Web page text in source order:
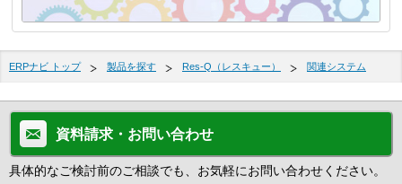
ERPナビ トップ 製品を探す Res-Q（レスキュー） 関連システム
資料請求・お問い合わせ
具体的なご検討前のご相談でも、お気軽にお問い合わせください。